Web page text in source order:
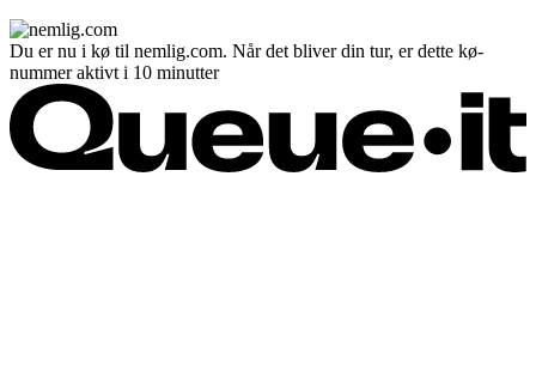
Du er nu i kø til nemlig.com. Når det bliver din tur, er dette kø-
nummer aktivt i 10 minutter